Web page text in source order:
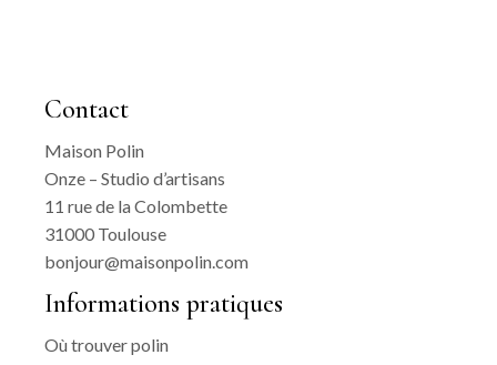
Contact
Maison Polin
Onze – Studio d’artisans
11 rue de la Colombette
31000 Toulouse
bonjour@maisonpolin.com
Informations pratiques
Où trouver polin